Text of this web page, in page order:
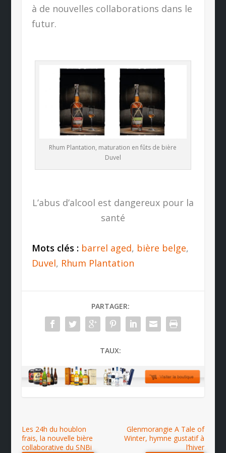
à de nouvelles collaborations dans le
futur.
Rhum Plantation, maturation en fûts de bière
Duvel
L’abus d’alcool est dangereux pour la
santé
Mots clés : barrel aged, bière belge,
Duvel, Rhum Plantation
PARTAGER:
TAUX:
Les 24h du houblon
frais, la nouvelle bière
collaborative du SNBi
Glenmorangie A Tale of
Winter, hymne gustatif à
l’hiver